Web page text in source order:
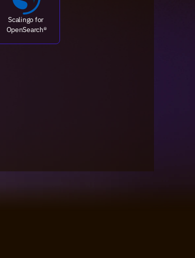
Scalingo for
OpenSearch®